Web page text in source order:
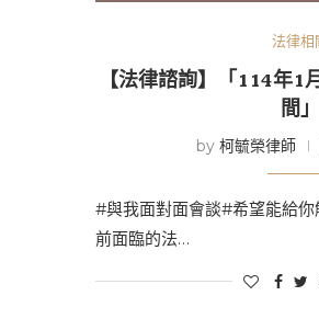
法律相
【法律諮詢】「114年1
間」
by 柯毓榮律師
#與我面對面會談#希望能給
前面臨的法…